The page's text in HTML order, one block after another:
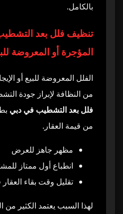
بالكامل.
تنظيف فلل بعد
المؤجرة أو المعروضة
الفلل المعروضة للبيع أو
من النظافة لإبراز جودة
فلل بعد التشطيب في دبي
من قيمة العقار.
مظهر جاهز للعرض
انطباع أول ممتاز
تقليل وقت بقاء
لهذا السبب يعتمد الكثير من